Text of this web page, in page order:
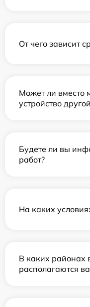
От чего зависит
Может ли вместо
устройство
Будете ли вы
работ?
На каких
В каких районах
располагаются